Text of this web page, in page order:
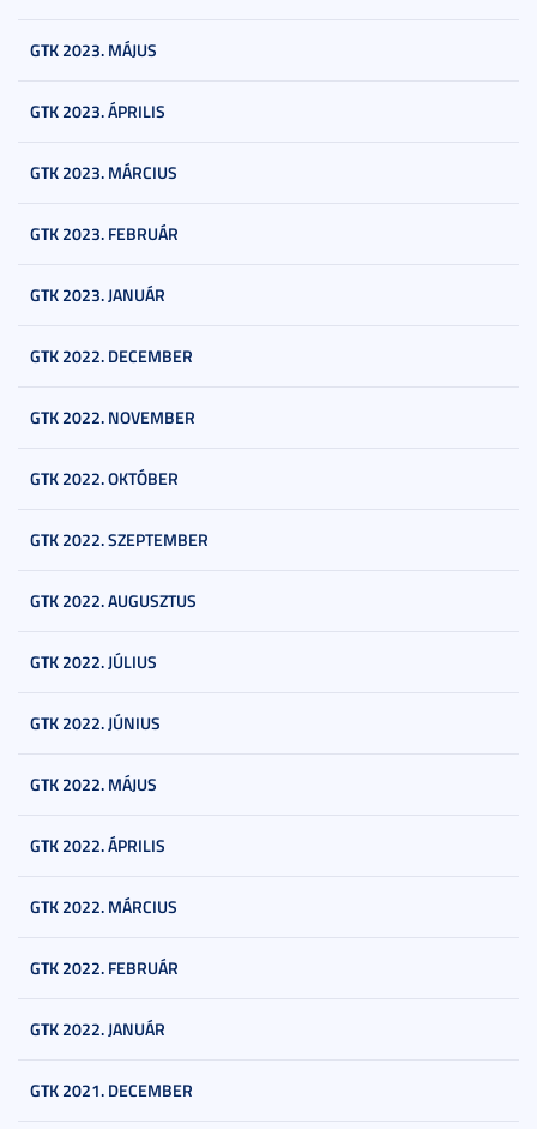
GTK 2023. MÁJUS
GTK 2023. ÁPRILIS
GTK 2023. MÁRCIUS
GTK 2023. FEBRUÁR
GTK 2023. JANUÁR
GTK 2022. DECEMBER
GTK 2022. NOVEMBER
GTK 2022. OKTÓBER
GTK 2022. SZEPTEMBER
GTK 2022. AUGUSZTUS
GTK 2022. JÚLIUS
GTK 2022. JÚNIUS
GTK 2022. MÁJUS
GTK 2022. ÁPRILIS
GTK 2022. MÁRCIUS
GTK 2022. FEBRUÁR
GTK 2022. JANUÁR
GTK 2021. DECEMBER